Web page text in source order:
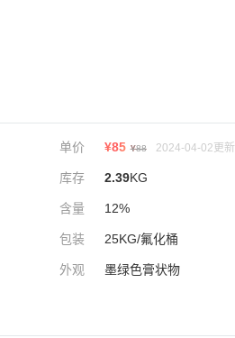
单价 ¥85 ¥88 2024-04-02更新
库存 2.39KG
含量 12%
包装 25KG/氟化桶
外观 墨绿色膏状物